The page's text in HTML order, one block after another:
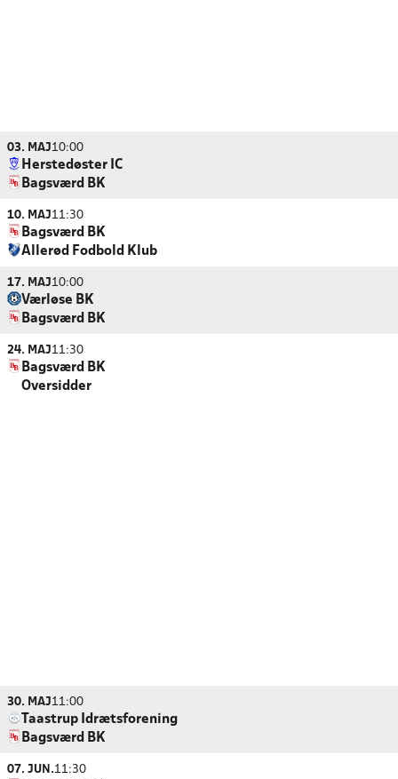
03. MAJ10:00
Herstedøster IC
Bagsværd BK
10. MAJ11:30
Bagsværd BK
Allerød Fodbold Klub
17. MAJ10:00
Værløse BK
Bagsværd BK
24. MAJ11:30
Bagsværd BK
Oversidder
30. MAJ11:00
Taastrup Idrætsforening
Bagsværd BK
07. JUN.11:30